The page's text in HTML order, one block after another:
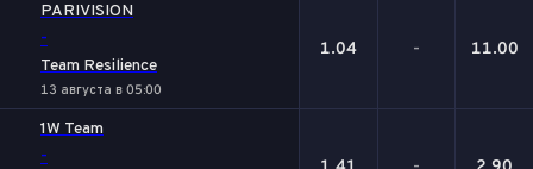
PARIVISION
-
Team Resilience
13 августа в 05:00
1.04 - 11.00
1W Team
-